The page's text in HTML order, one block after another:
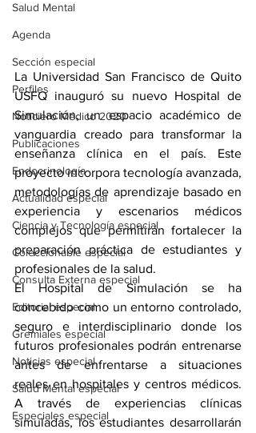
Salud Mental
Agenda
Sección especial
Perfiles
Noticiero Médico 2020
Publicaciones
Endocrinología
Actualidad especial
Ciencia y Tecnología especial
Coleccionable especial
Consulta Externa especial
Editorial especial
Gremiales especial
Noticias especial
Salud Mental especial
Especiales especial
La Universidad San Francisco de Quito
USFQ inauguró su nuevo Hospital de
Simulación, un espacio académico de
vanguardia creado para transformar la
enseñanza clínica en el país. Este
proyecto incorpora tecnología avanzada,
metodologías de aprendizaje basado en
experiencia y escenarios médicos
complejos que permitirán fortalecer la
preparación práctica de estudiantes y
profesionales de la salud.
El Hospital de Simulación se ha
concebido como un entorno controlado,
seguro e interdisciplinario donde los
futuros profesionales podrán entrenarse
antes de enfrentarse a situaciones
reales en hospitales y centros médicos.
A través de experiencias clínicas
simuladas, los estudiantes desarrollarán